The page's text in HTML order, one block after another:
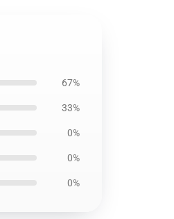
67%
33%
0%
0%
0%